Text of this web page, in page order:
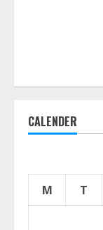
CALENDER
M T